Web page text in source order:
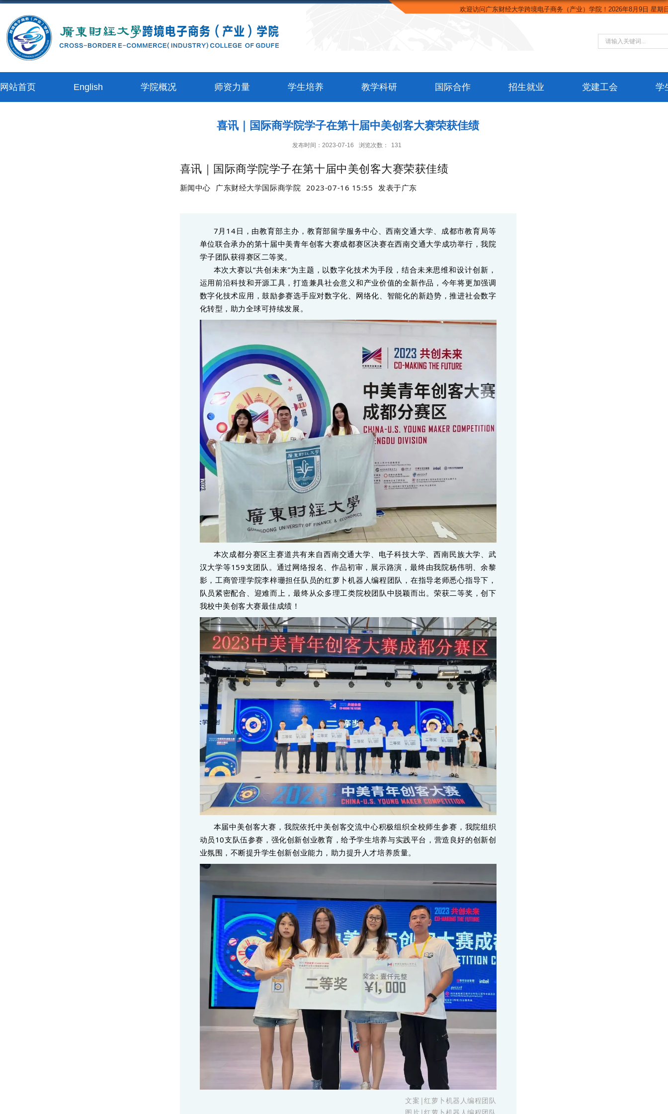
欢迎访问广东财经大学跨境电子商务（产业）学院！ 2026年8月9日 星期
网站首页 English 学院概况 师资力量 学生培养 教学科研 国际合作 招生就业 党建工会 学
喜讯｜国际商学院学子在第十届中美创客大赛荣获佳绩
发布时间：2023-07-16 浏览次数： 131
喜讯｜国际商学院学子在第十届中美创客大赛荣获佳绩
新闻中心 广东财经大学国际商学院 2023-07-16 15:55 发表于广东
7月14日，由教育部主办，教育部留学服务中心、西南交通大学、成都市教育局等
单位联合承办的第十届中美青年创客大赛成都赛区决赛在西南交通大学成功举行，我院
学子团队获得赛区二等奖。
本次大赛以“共创未来”为主题，以数字化技术为手段，结合未来思维和设计创新，
运用前沿科技和开源工具，打造兼具社会意义和产业价值的全新作品，今年将更加强调
数字化技术应用，鼓励参赛选手应对数字化、网络化、智能化的新趋势，推进社会数字
化转型，助力全球可持续发展。
本次成都分赛区主赛道共有来自西南交通大学、电子科技大学、西南民族大学、武
汉大学等159支团队。通过网络报名、作品初审，展示路演，最终由我院杨伟明、余黎
影，工商管理学院李梓珊担任队员的红萝卜机器人编程团队，在指导老师悉心指导下，
队员紧密配合、迎难而上，最终从众多理工类院校团队中脱颖而出。荣获二等奖，创下
我校中美创客大赛最佳成绩！
本届中美创客大赛，我院依托中美创客交流中心积极组织全校师生参赛，我院组织
动员10支队伍参赛，强化创新创业教育，给予学生培养与实践平台，营造良好的创新创
业氛围，不断提升学生创新创业能力，助力提升人才培养质量。
文案|红萝卜机器人编程团队
图片|红萝卜机器人编程团队